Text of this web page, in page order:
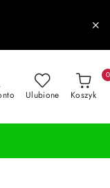
Ulubione Koszyk
0